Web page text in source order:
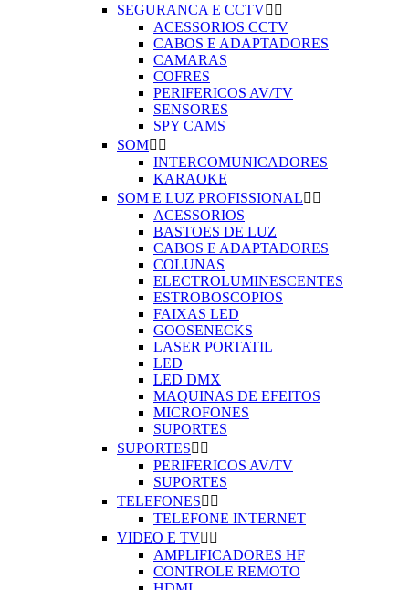
SEGURANCA E CCTV 
ACESSORIOS CCTV
CABOS E ADAPTADORES
CAMARAS
COFRES
PERIFERICOS AV/TV
SENSORES
SPY CAMS
SOM 
INTERCOMUNICADORES
KARAOKE
SOM E LUZ PROFISSIONAL 
ACESSORIOS
BASTOES DE LUZ
CABOS E ADAPTADORES
COLUNAS
ELECTROLUMINESCENTES
ESTROBOSCOPIOS
FAIXAS LED
GOOSENECKS
LASER PORTATIL
LED
LED DMX
MAQUINAS DE EFEITOS
MICROFONES
SUPORTES
SUPORTES 
PERIFERICOS AV/TV
SUPORTES
TELEFONES 
TELEFONE INTERNET
VIDEO E TV 
AMPLIFICADORES HF
CONTROLE REMOTO